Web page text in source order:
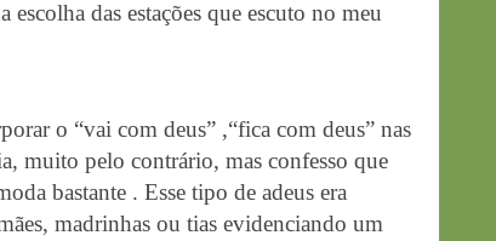
das estações que escuto no meu
o “vai com deus” ,“fica com deus” nas
muito pelo contrário, mas confesso que
bastante . Esse tipo de adeus era
madrinhas ou tias evidenciando um